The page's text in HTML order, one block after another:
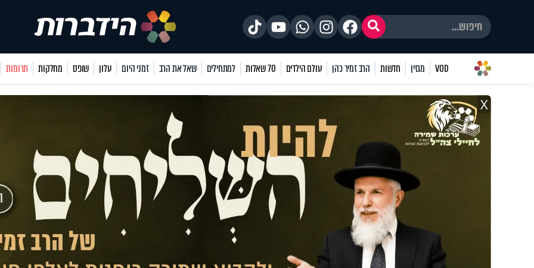
VOD מגזין חדשות הרב זמיר כהן עולם הילדים 70 שאלות למתחילים שאל את הרב זמני היום עלון שופס מחלקות תרומות
X